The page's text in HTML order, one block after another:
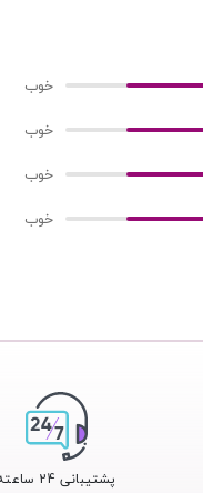
پشتیبانی 24 ساعته